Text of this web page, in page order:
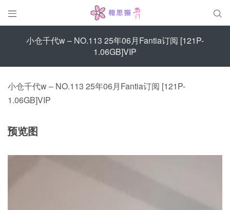
 
小仓千代w – NO.113 25年06月Fantia订阅 [121P-
1.06GB]VIP
小仓千代w – NO.113 25年06月Fantia订阅 [121P-
1.06GB]VIP
预览图